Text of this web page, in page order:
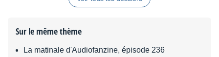
Sur le même thème
La matinale d'Audiofanzine, épisode 236